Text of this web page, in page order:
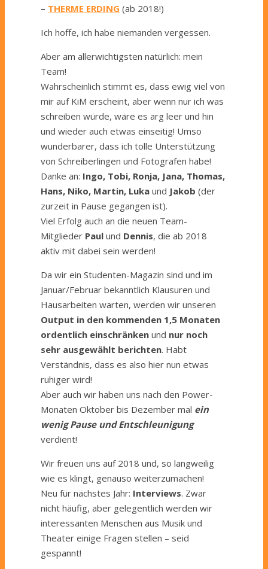
– THERME ERDING (ab 2018!)
Ich hoffe, ich habe niemanden vergessen.
Aber am allerwichtigsten natürlich: mein
Team!
Wahrscheinlich stimmt es, dass ewig viel von
mir auf KiM erscheint, aber wenn nur ich was
schreiben würde, wäre es arg leer und hin
und wieder auch etwas einseitig! Umso
wunderbarer, dass ich tolle Unterstützung
von Schreiberlingen und Fotografen habe!
Danke an: Ingo, Tobi, Ronja, Jana, Thomas,
Hans, Niko, Martin, Luka und Jakob (der
zurzeit in Pause gegangen ist).
Viel Erfolg auch an die neuen Team-
Mitglieder Paul und Dennis, die ab 2018
aktiv mit dabei sein werden!
Da wir ein Studenten-Magazin sind und im
Januar/Februar bekanntlich Klausuren und
Hausarbeiten warten, werden wir unseren
Output in den kommenden 1,5 Monaten
ordentlich einschränken und nur noch
sehr ausgewählt berichten. Habt
Verständnis, dass es also hier nun etwas
ruhiger wird!
Aber auch wir haben uns nach den Power-
Monaten Oktober bis Dezember mal ein
wenig Pause und Entschleunigung
verdient!
Wir freuen uns auf 2018 und, so langweilig
wie es klingt, genauso weiterzumachen!
Neu für nächstes Jahr: Interviews. Zwar
nicht häufig, aber gelegentlich werden wir
interessanten Menschen aus Musik und
Theater einige Fragen stellen – seid
gespannt!